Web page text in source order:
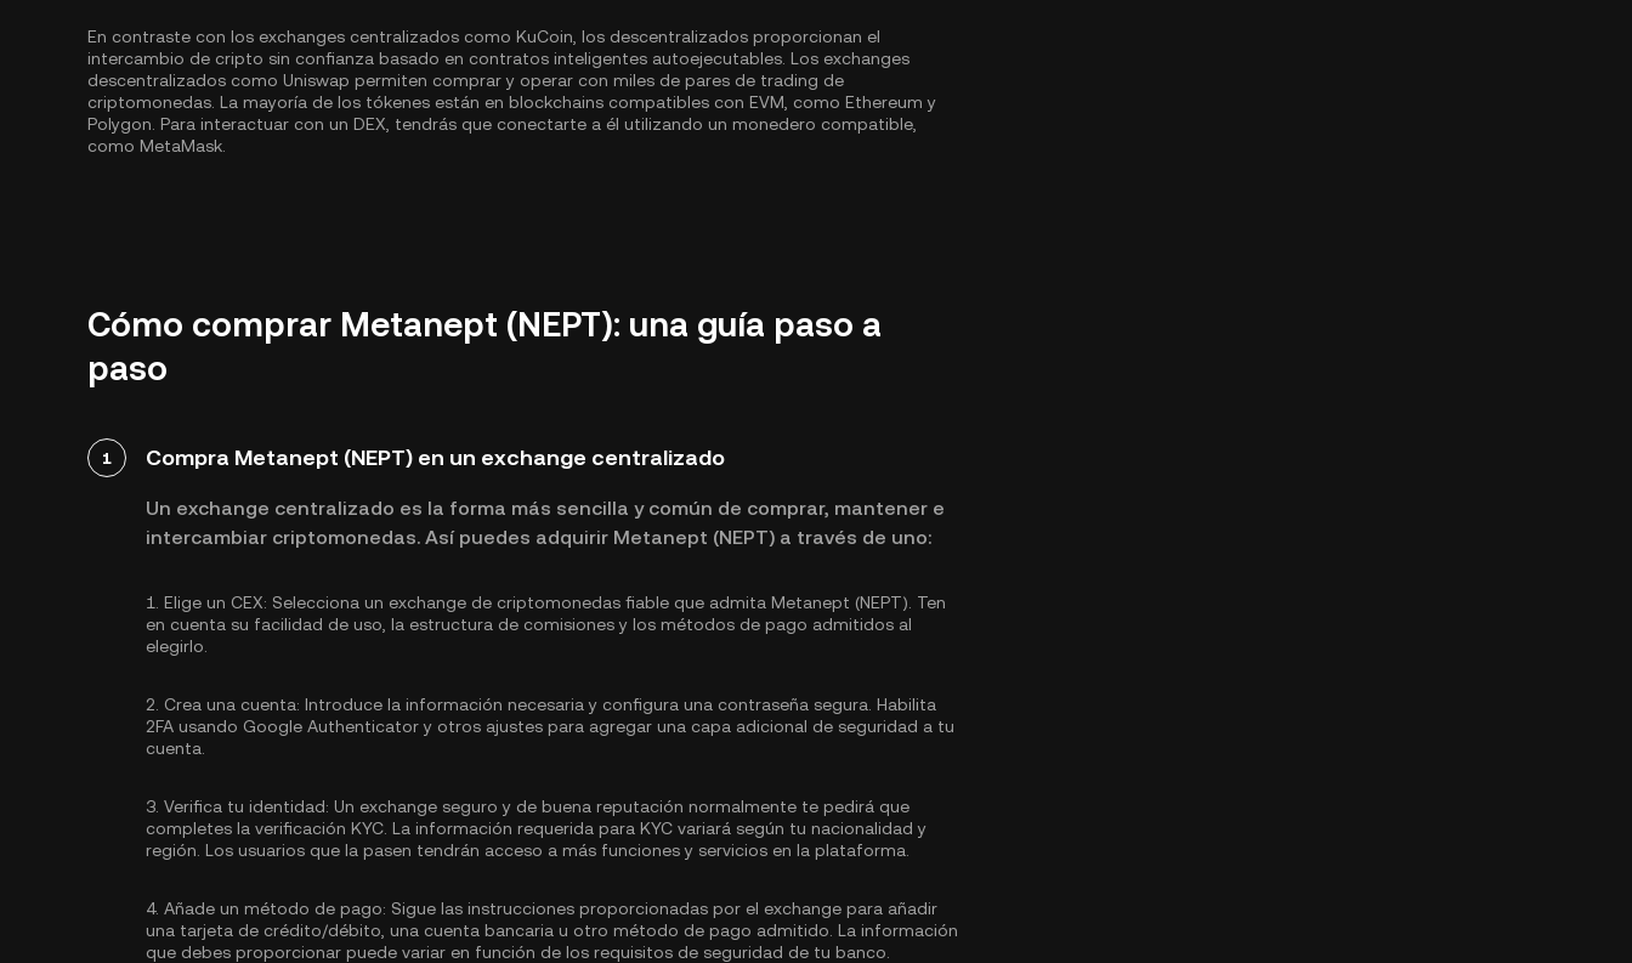
En contraste con los exchanges centralizados como KuCoin, los descentralizados proporcionan el
intercambio de cripto sin confianza basado en contratos inteligentes autoejecutables. Los exchanges
descentralizados como Uniswap permiten comprar y operar con miles de pares de trading de
criptomonedas. La mayoría de los tókenes están en blockchains compatibles con EVM, como Ethereum y
Polygon . Para interactuar con un DEX, tendrás que conectarte a él utilizando un monedero compatible,
como MetaMask.
Cómo comprar Metanept (NEPT): una guía paso a
paso
1 Compra Metanept (NEPT) en un exchange centralizado
Un exchange centralizado es la forma más sencilla y común de comprar, mantener e
intercambiar criptomonedas. Así puedes adquirir Metanept (NEPT) a través de uno:
1. Elige un CEX: Selecciona un exchange de criptomonedas fiable que admita Metanept (NEPT). Ten
en cuenta su facilidad de uso, la estructura de comisiones y los métodos de pago admitidos al
elegirlo.
2. Crea una cuenta: Introduce la información necesaria y configura una contraseña segura. Habilita
2FA usando Google Authenticatory otros ajustes para agregar una capa adicional de seguridad a tu
cuenta.
3. Verifica tu identidad: Un exchange seguro y de buena reputación normalmente te pedirá que
completes la verificación KYC. La información requerida para KYC variará según tu nacionalidad y
región. Los usuarios que la pasen tendrán acceso a más funciones y servicios en la plataforma.
4. Añade un método de pago: Sigue las instrucciones proporcionadas por el exchange para añadir
una tarjeta de crédito/débito, una cuenta bancaria u otro método de pago admitido. La información
que debes proporcionar puede variar en función de los requisitos de seguridad de tu banco.